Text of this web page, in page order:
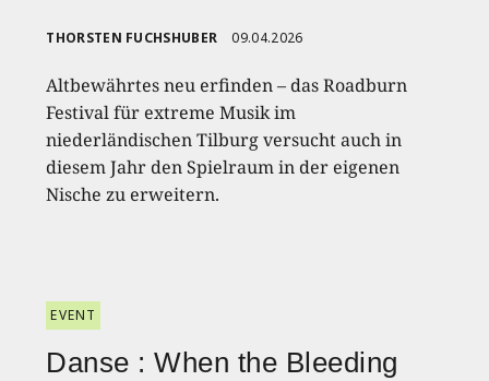
THORSTEN FUCHSHUBER 09.04.2026
Altbewährtes neu erfinden – das Roadburn
Festival für extreme Musik im
niederländischen Tilburg versucht auch in
diesem Jahr den Spielraum in der eigenen
Nische zu erweitern.
EVENT
Danse : When the Bleeding